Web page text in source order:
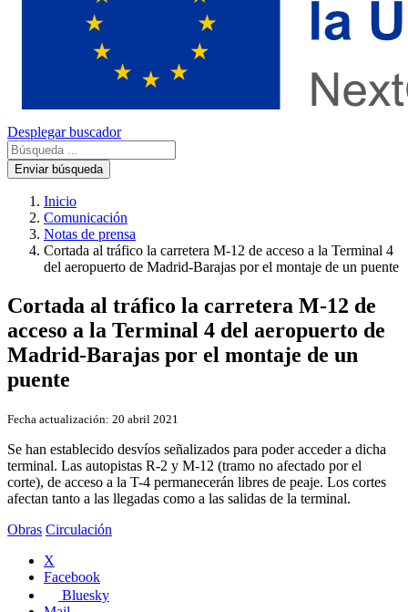
Desplegar buscador
Enviar búsqueda
Inicio
Comunicación
Notas de prensa
Cortada al tráfico la carretera M-12 de acceso a la Terminal 4
del aeropuerto de Madrid-Barajas por el montaje de un puente
Cortada al tráfico la carretera M-12 de
acceso a la Terminal 4 del aeropuerto de
Madrid-Barajas por el montaje de un
puente
Fecha actualización: 20 abril 2021
Se han establecido desvíos señalizados para poder acceder a dicha
terminal. Las autopistas R-2 y M-12 (tramo no afectado por el
corte), de acceso a la T-4 permanecerán libres de peaje. Los cortes
afectan tanto a las llegadas como a las salidas de la terminal.
Obras Circulación
X
Facebook
Bluesky